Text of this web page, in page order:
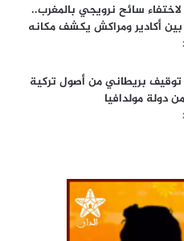
سائح نرويجي بالمغرب..
أكادير ومراكش يكشف مكانه
بريطاني من أصول تركية
دولة مولدافيا